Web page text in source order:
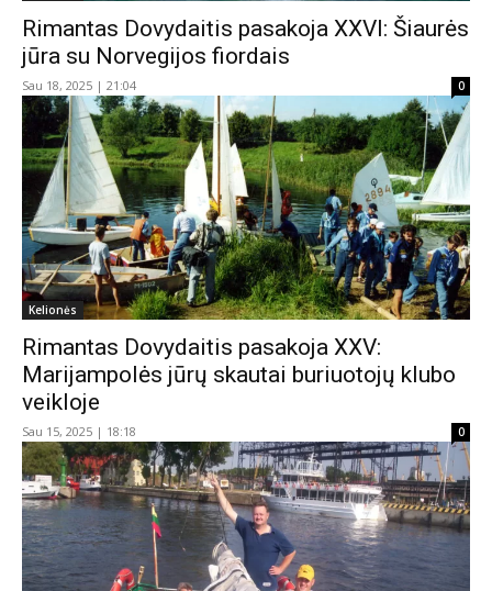
Rimantas Dovydaitis pasakoja XXVI: Šiaurės
jūra su Norvegijos fiordais
Sau 18, 2025 | 21:04 0
Kelionės
Rimantas Dovydaitis pasakoja XXV:
Marijampolės jūrų skautai buriuotojų klubo
veikloje
Sau 15, 2025 | 18:18 0